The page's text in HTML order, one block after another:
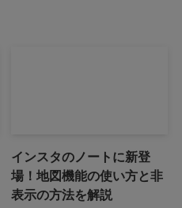
インスタのノートに新登
場！地図機能の使い方と非
表示の方法を解説